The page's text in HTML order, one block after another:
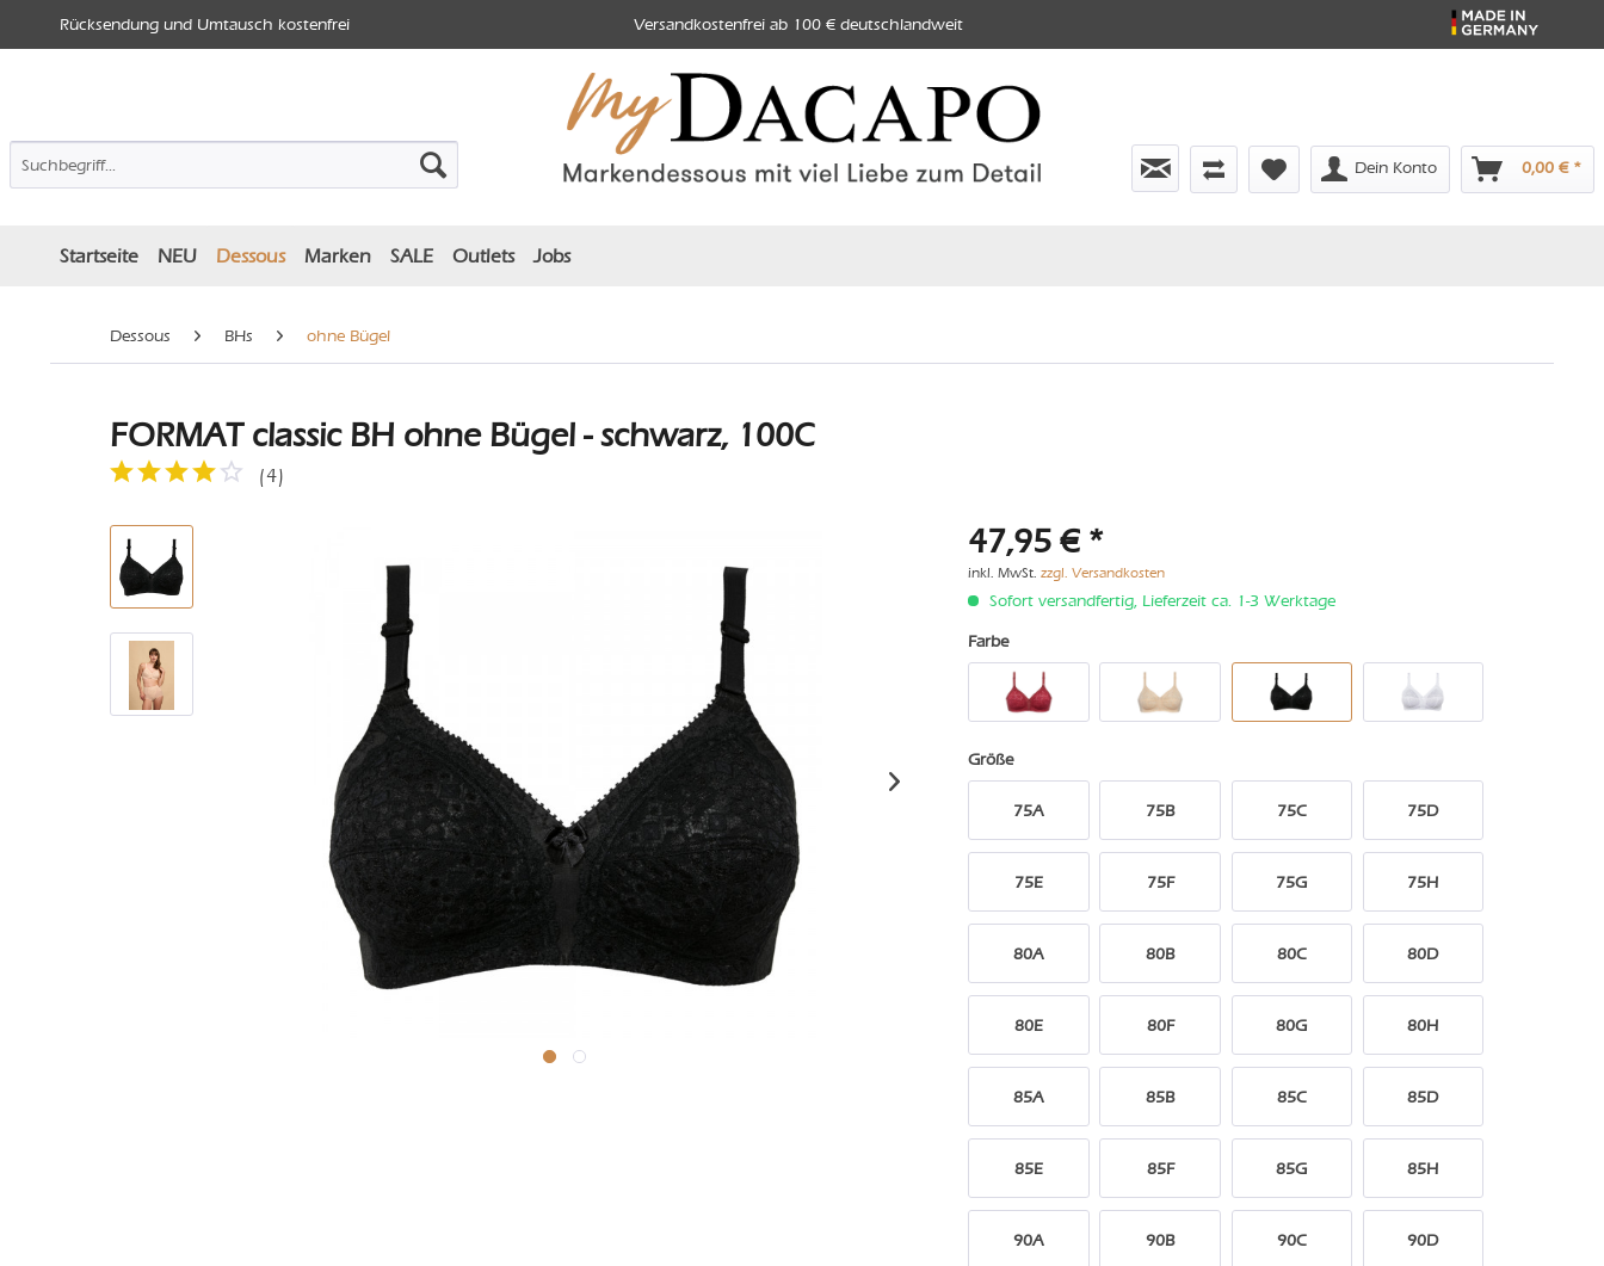
Rücksendung und Umtausch kostenfrei Versandkostenfrei ab 100 € deutschlandweit
Dein Konto 0,00 € *
Startseite NEU Dessous Marken SALE Outlets Jobs
Dessous BHs ohne Bügel
FORMAT classic BH ohne Bügel - schwarz, 100C
(4)
47,95 € *
inkl. MwSt.zzgl. Versandkosten
Sofort versandfertig, Lieferzeit ca. 1-3 Werktage
Farbe
Größe
75A 75B 75C 75D
75E 75F 75G 75H
80A 80B 80C 80D
80E 80F 80G 80H
85A 85B 85C 85D
85E 85F 85G 85H
90A 90B 90C 90D